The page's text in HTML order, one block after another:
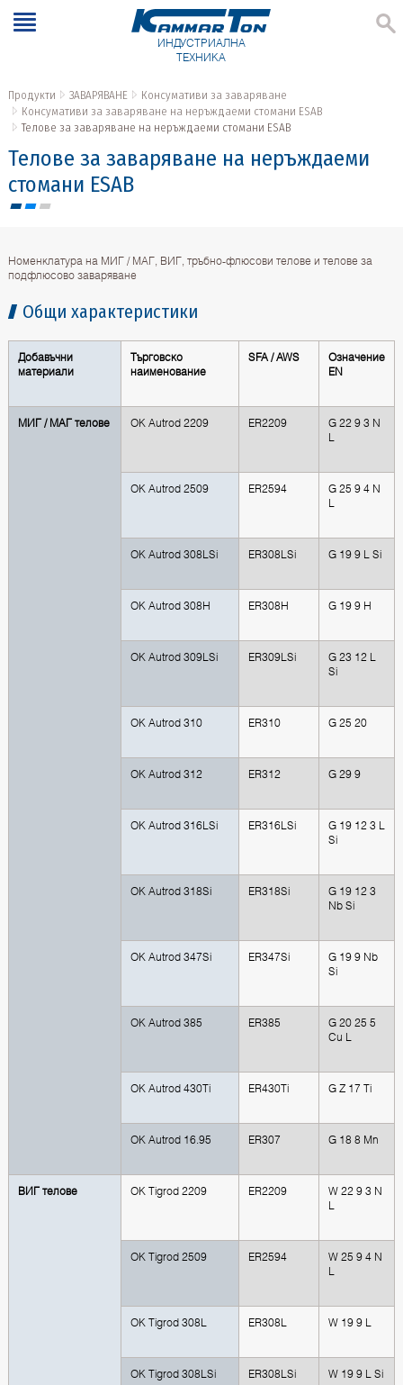
ИНДУСТРИАЛНА
ТЕХНИКА
Продукти ЗАВАРЯВАНЕ
Консумативи за заваряване
Консумативи за заваряване на неръждаеми стомани ESAB
Телове за заваряване на неръждаеми стомани ESAB
Телове за заваряване на неръждаеми
стомани ESAB
Номенклатура на MИГ / МАГ, ВИГ, тръбно-флюсови телове и телове за
подфлюсово заваряване
Общи характеристики
Добавъчни
материали
Търговско
наименование
SFA / AWS
Oзначение
ЕN
MИГ / МАГ телове OK Autrod 2209 ER2209
G 22 9 3 N
L
OK Autrod 2509 ER2594
G 25 9 4 N
L
OK Autrod 308LSi ER308LSi G 19 9 L Si
OK Autrod 308H ER308H G 19 9 H
OK Autrod 309LSi ER309LSi
G 23 12 L
Si
OK Autrod 310 ER310 G 25 20
OK Autrod 312 ER312 G 29 9
OK Autrod 316LSi ER316LSi
G 19 12 3 L
Si
OK Autrod 318Si ER318Si
G 19 12 3
Nb Si
OK Autrod 347Si ER347Si
G 19 9 Nb
Si
OK Autrod 385 ER385
G 20 25 5
Cu L
OK Autrod 430Ti ER430Ti G Z 17 Ti
OK Autrod 16.95 ER307 G 18 8 Mn
ВИГ телове OK Tigrod 2209 ER2209
W 22 9 3 N
L
OK Tigrod 2509 ER2594
W 25 9 4 N
L
OK Tigrod 308L ER308L W 19 9 L
OK Tigrod 308LSi ER308LSi W 19 9 L Si